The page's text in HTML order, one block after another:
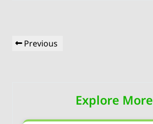
Yazı
gezinmesi
Previous
Previous
Explore More